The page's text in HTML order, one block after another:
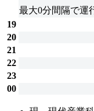
最大0分間隔で運
19
20
21
22
23
00